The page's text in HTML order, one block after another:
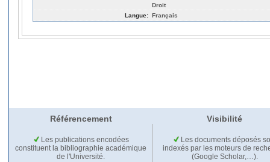
Droit
Langue: Français
Référencement Visibilité
Les publications encodées
constituent la bibliographie académique
de l'Université.
Les documents déposés
indexés par les moteurs de
(Google Scholar,…).